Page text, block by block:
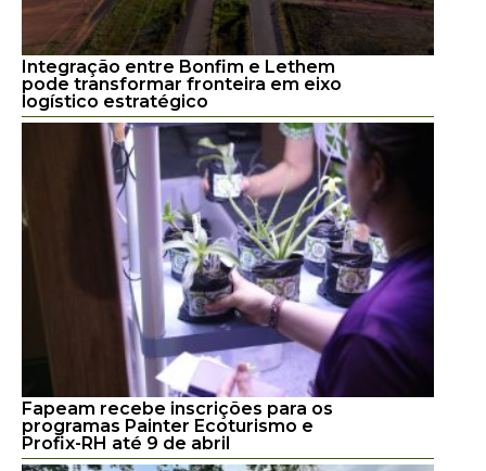
Integração entre Bonfim e Lethem
pode transformar fronteira em eixo
logístico estratégico
Fapeam recebe inscrições para os
programas Painter Ecoturismo e
Profix-RH até 9 de abril